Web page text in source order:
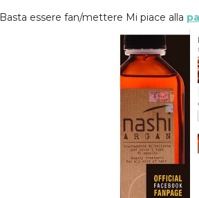
Basta essere fan/mettere Mi piace alla